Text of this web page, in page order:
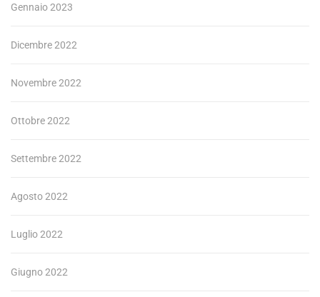
Gennaio 2023
Dicembre 2022
Novembre 2022
Ottobre 2022
Settembre 2022
Agosto 2022
Luglio 2022
Giugno 2022